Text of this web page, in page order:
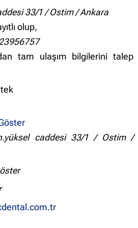
33/1 / Ostim / Ankara
olup,
tam ulaşım bilgilerini talep
caddesi 33/1 / Ostim /